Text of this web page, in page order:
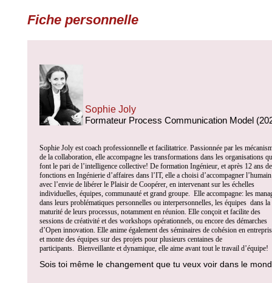
Fiche personnelle
Sophie Joly
Formateur Process Communication Model
Sophie Joly est coach professionnelle et facilitatrice. Passionnée par les
de la collaboration, elle accompagne les transformations dans les organisations
font le pari de l’intelligence collective! De formation Ingénieur, et après 12 ans de
fonctions en Ingénierie d’affaires dans l’IT, elle a choisi d’accompagner l’humain
avec l’envie de libérer le Plaisir de Coopérer, en intervenant sur les échelles
individuelles, équipes, communauté et grand groupe. Elle accompagne: les
dans leurs problématiques personnelles ou interpersonnelles, les équipes dans la
maturité de leurs processus, notamment en réunion. Elle conçoit et facilite des
sessions de créativité et des workshops opérationnels, ou encore des démarches
d’Open innovation. Elle anime également des séminaires de cohésion en
et monte des équipes sur des projets pour plusieurs centaines de
participants. Bienveillante et dynamique, elle aime avant tout le travail d’équipe!
Sois toi même le changement que tu veux voir dans le